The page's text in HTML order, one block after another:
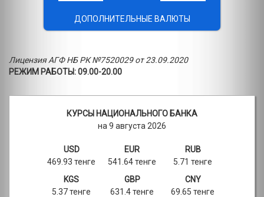
ДОПОЛНИТЕЛЬНЫЕ ВАЛЮТЫ
Лицензия АГФ НБ РК №7520029 от 23.09.2020
РЕЖИМ РАБОТЫ: 09.00-20.00
КУРСЫ НАЦИОНАЛЬНОГО БАНКА
на 9 августа 2026
USD
469.93 тенге
EUR
541.64 тенге
RUB
5.71 тенге
KGS
5.37 тенге
GBP
631.4 тенге
CNY
69.65 тенге